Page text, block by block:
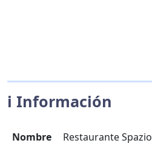
ℹ️ Información
Nombre
Restaurante Spazio